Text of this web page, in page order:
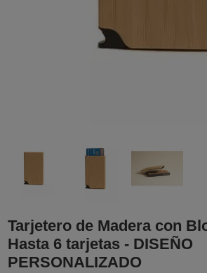
Tarjetero de Madera con
Hasta 6 tarjetas - DISEÑO
PERSONALIZADO